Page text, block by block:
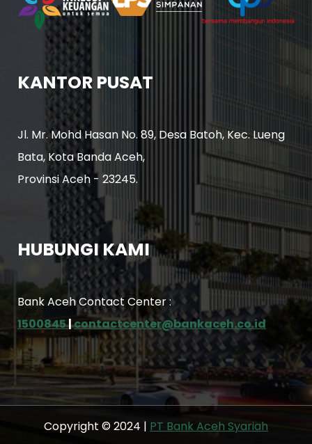
KANTOR PUSAT
Jl. Mr. Mohd Hasan No. 89, Desa Batoh, Kec. Lueng
Bata, Kota Banda Aceh,
Provinsi Aceh - 23245.
HUBUNGI KAMI
Bank Aceh Contact Center :
1500845|contactcenter@bankaceh.co.id
Copyright © 2024 | PT Bank Aceh Syariah